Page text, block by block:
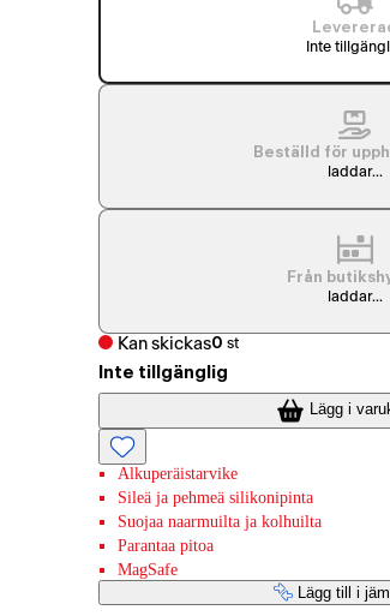
Inte
Beställd för
laddar...
Från
laddar...
Kan skickas0 st
Inte tillgänglig
Lägg i
Alkuperäistarvike
Sileä ja pehmeä silikonipinta
Suojaa naarmuilta ja kolhuilta
Parantaa pitoa
MagSafe
Lägg till i